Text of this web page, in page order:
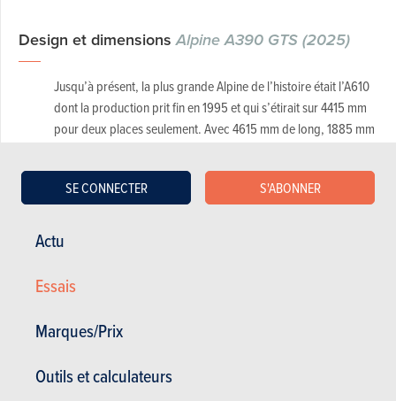
Actu
Essais
Marques/Prix
Outils et calculateurs
SE CONNECTER S'ABONNER
Design et dimensionsAlpine A390 GTS (2025)
Jusqu’à présent, la plus grande Alpine de l’histoire était l’A610
dont la production prit fin en 1995 et qui s’étirait sur 4415 mm
pour deux places seulement. Avec 4615 mm de long, 1885 mm
vient se placer juste en dessous d’un Porsche Macan en termes
de gabarit et se rapproche davantage d’une Hyundai Ioniq 5 N.
BMW iX2 et Cupra Tavascan VZ comme concurrents directs.